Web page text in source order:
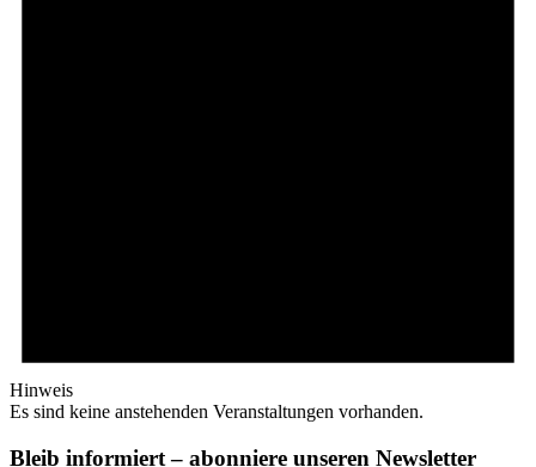
Hinweis
Es sind keine anstehenden Veranstaltungen vorhanden.
Bleib informiert – abonniere unseren Newsletter